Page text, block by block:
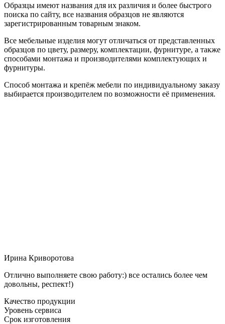
Образцы имеют названия для их различия и более быстрого
поиска по сайту, все названия образцов не являются
зарегистрированным товарным знаком.
Все мебельные изделия могут отличаться от представленных
образцов по цвету, размеру, комплектации, фурнитуре, а также
способами монтажа и производителями комплектующих и
фурнитуры.
Способ монтажа и крепёж мебели по индивидуальному заказу
выбирается производителем по возможности её применения.
Ирина Криворотова
Отлично выполняете свою работу:) все остались более чем
довольны, респект!)
Качество продукции
Уровень сервиса
Срок изготовления